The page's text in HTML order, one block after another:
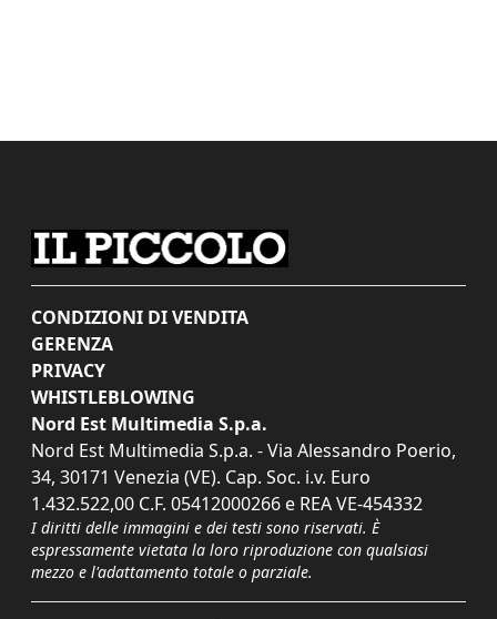
CONDIZIONI DI VENDITA
GERENZA
PRIVACY
WHISTLEBLOWING
Nord Est Multimedia S.p.a.
Nord Est Multimedia S.p.a. - Via Alessandro Poerio,
34, 30171 Venezia (VE). Cap. Soc. i.v. Euro
1.432.522,00 C.F. 05412000266 e REA VE-454332
I diritti delle immagini e dei testi sono riservati. È
espressamente vietata la loro riproduzione con qualsiasi
mezzo e l'adattamento totale o parziale.